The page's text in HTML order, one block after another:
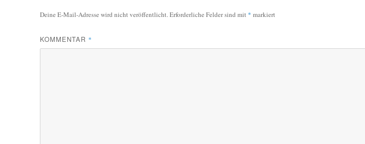
Deine E-Mail-Adresse wird nicht veröffentlicht.Erforderliche Felder sind mit * markiert
KOMMENTAR *